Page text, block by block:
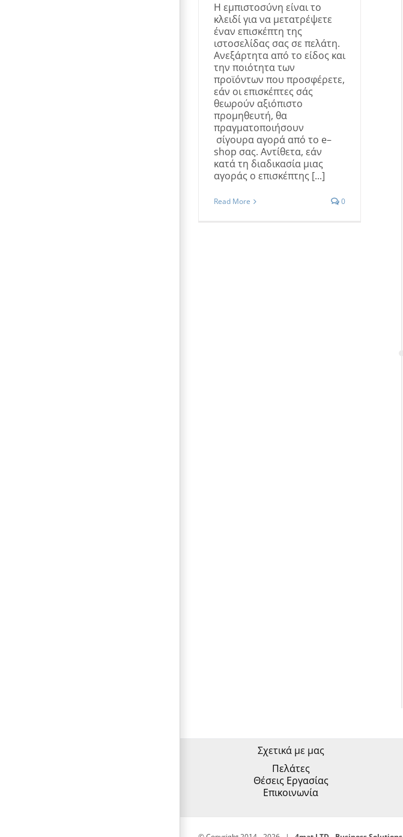
Η εμπιστοσύνη είναι το
κλειδί για να μετατρέψετε
έναν επισκέπτη της
ιστοσελίδας σας σε πελάτη.
Ανεξάρτητα από το είδος και
την ποιότητα των
προϊόντων που προσφέρετε,
εάν οι επισκέπτες σάς
θεωρούν αξιόπιστο
προμηθευτή, θα
πραγματοποιήσουν
σίγουρα αγορά από το e–
shop σας. Αντίθετα, εάν
κατά τη διαδικασία μιας
αγοράς ο επισκέπτης [...]
Read More 0
Σχετικά με μας
Πελάτες
Θέσεις Εργασίας
Επικοινωνία